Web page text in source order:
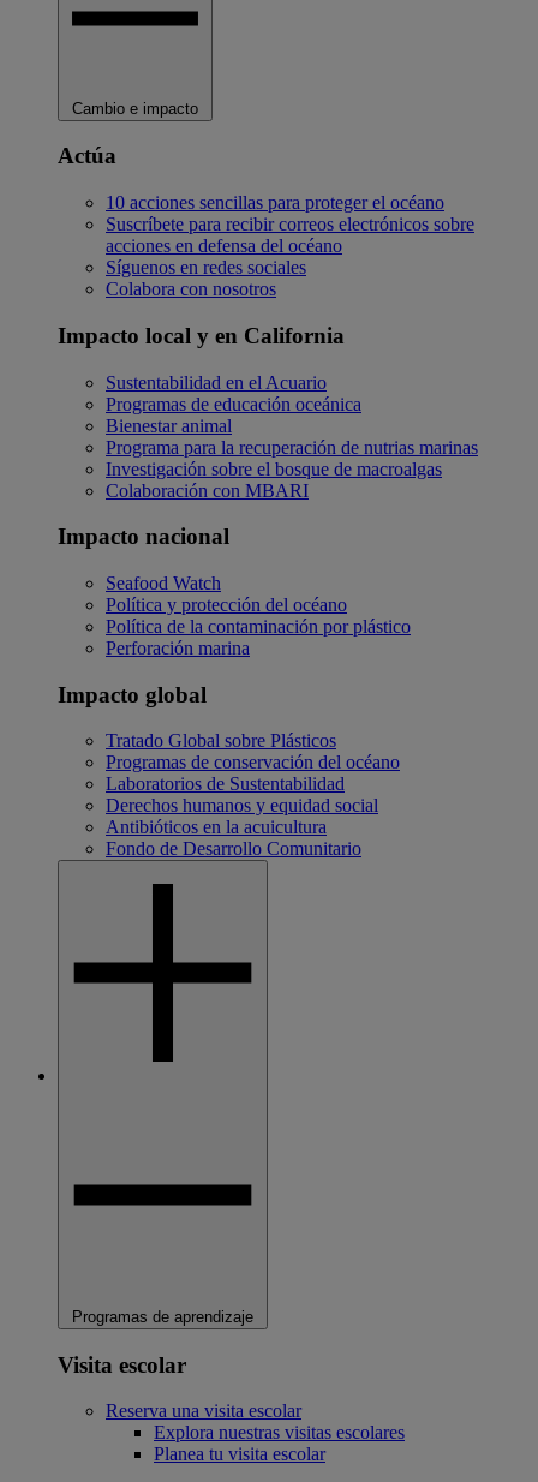
Cambio e impacto
Actúa
10 acciones sencillas para proteger el océano
Suscríbete para recibir correos electrónicos sobre
acciones en defensa del océano
Síguenos en redes sociales
Colabora con nosotros
Impacto local y en California
Sustentabilidad en el Acuario
Programas de educación oceánica
Bienestar animal
Programa para la recuperación de nutrias marinas
Investigación sobre el bosque de macroalgas
Colaboración con MBARI
Impacto nacional
Seafood Watch
Política y protección del océano
Política de la contaminación por plástico
Perforación marina
Impacto global
Tratado Global sobre Plásticos
Programas de conservación del océano
Laboratorios de Sustentabilidad
Derechos humanos y equidad social
Antibióticos en la acuicultura
Fondo de Desarrollo Comunitario
Programas de aprendizaje
Visita escolar
Reserva una visita escolar
Explora nuestras visitas escolares
Planea tu visita escolar